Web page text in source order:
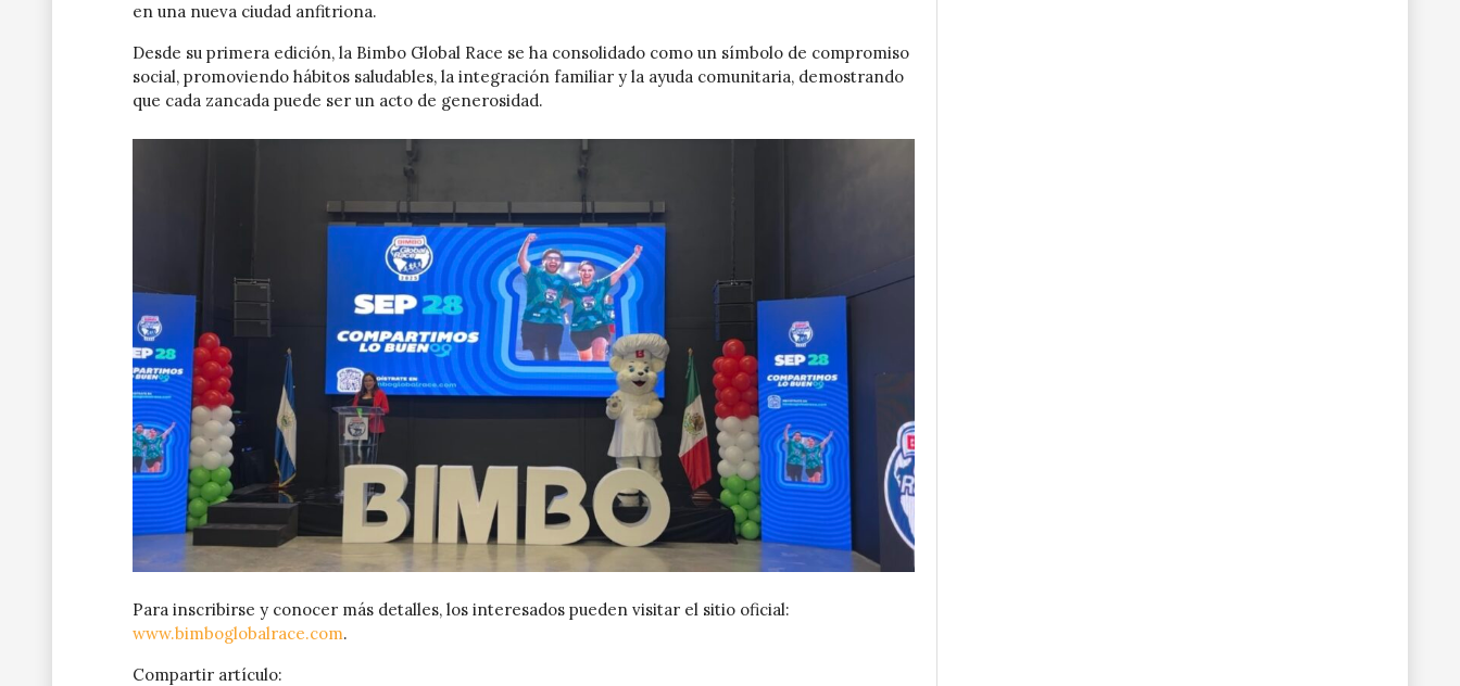
en una nueva ciudad anfitriona.
Desde su primera edición, la Bimbo Global Race se ha consolidado como un símbolo de compromiso
social, promoviendo hábitos saludables, la integración familiar y la ayuda comunitaria, demostrando
que cada zancada puede ser un acto de generosidad.
Para inscribirse y conocer más detalles, los interesados pueden visitar el sitio oficial:
www.bimboglobalrace.com.
Compartir artículo: